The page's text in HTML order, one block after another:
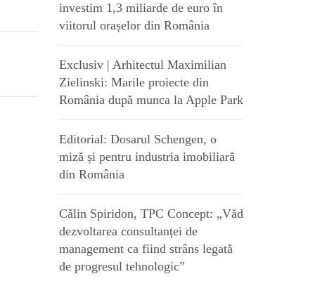
investim 1,3 miliarde de euro în
viitorul orașelor din România
Exclusiv | Arhitectul Maximilian
Zielinski: Marile proiecte din
România după munca la Apple Park
Editorial: Dosarul Schengen, o
miză și pentru industria imobiliară
din România
Călin Spiridon, TPC Concept: „Văd
dezvoltarea consultanței de
management ca fiind strâns legată
de progresul tehnologic”